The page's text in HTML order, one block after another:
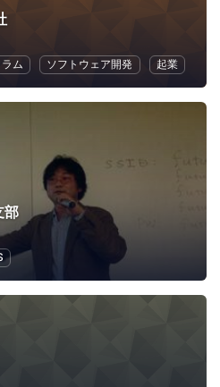
ム ソフトウェア開発 起業
部